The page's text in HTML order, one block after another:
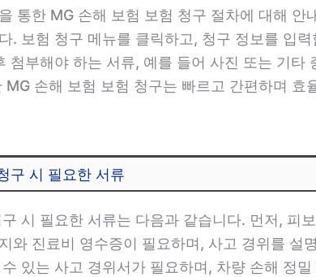
통한 MG 손해 보험 보험 청구 절차에 대해
. 보험 청구 메뉴를 클릭하고, 청구 정보를 입
첨부해야 하는 서류, 예를 들어 사진 또는 기
MG 손해 보험 보험 청구는 빠르고 간편하며 효
구 시 필요한 서류
시 필요한 서류는 다음과 같습니다. 먼저, 피
와 진료비 영수증이 필요하며, 사고 경위를 설
있는 사고 경위서가 필요하며, 차량 손해 정